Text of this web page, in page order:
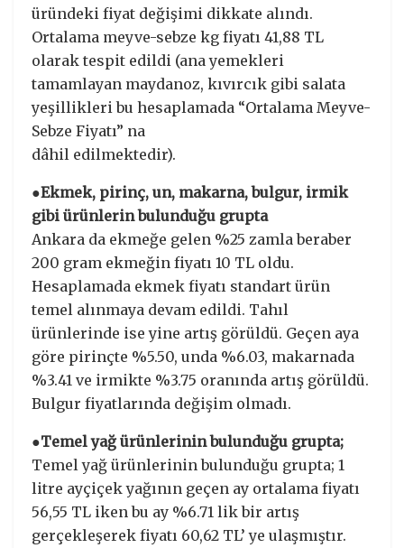
üründeki fiyat değişimi dikkate alındı.
Ortalama meyve-sebze kg fiyatı 41,88 TL
olarak tespit edildi (ana yemekleri
tamamlayan maydanoz, kıvırcık gibi salata
yeşillikleri bu hesaplamada “Ortalama Meyve-
Sebze Fiyatı” na
dâhil edilmektedir).
●Ekmek, pirinç, un, makarna, bulgur, irmik
gibi ürünlerin bulunduğu grupta
Ankara da ekmeğe gelen %25 zamla beraber
200 gram ekmeğin fiyatı 10 TL oldu.
Hesaplamada ekmek fiyatı standart ürün
temel alınmaya devam edildi. Tahıl
ürünlerinde ise yine artış görüldü. Geçen aya
göre pirinçte %5.50, unda %6.03, makarnada
%3.41 ve irmikte %3.75 oranında artış görüldü.
Bulgur fiyatlarında değişim olmadı.
●Temel yağ ürünlerinin bulunduğu grupta;
Temel yağ ürünlerinin bulunduğu grupta; 1
litre ayçiçek yağının geçen ay ortalama fiyatı
56,55 TL iken bu ay %6.71 lik bir artış
gerçekleşerek fiyatı 60,62 TL’ ye ulaşmıştır.